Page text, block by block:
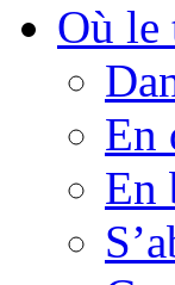
Où le
En
En